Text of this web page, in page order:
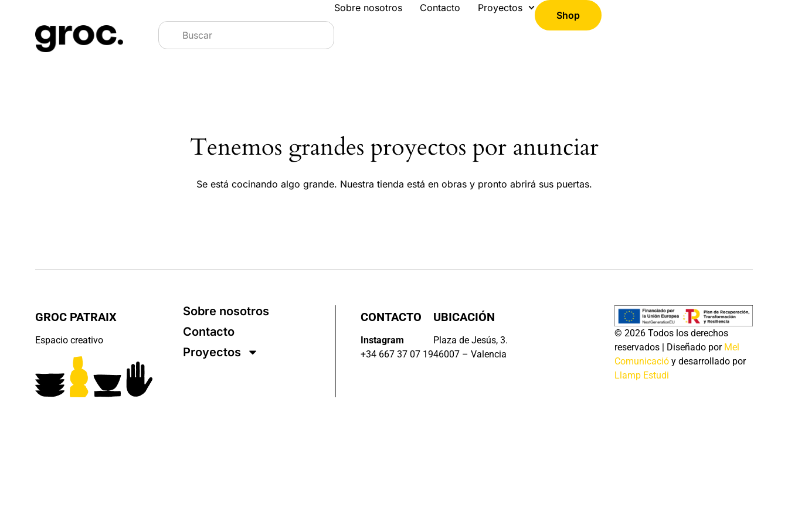
Sobre nosotros Contacto Proyectos
Shop
Tenemos grandes proyectos por anunciar
Se está cocinando algo grande. Nuestra tienda está en obras y pronto abrirá sus puertas.
GROC PATRAIX
Espacio creativo
Sobre nosotros
Contacto
Proyectos
CONTACTO
Instagram
+34 667 37 07 19
UBICACIÓN
Plaza de Jesús, 3.
46007 – Valencia
© 2026 Todos los derechos
reservados | Diseñado por Mel
Comunicació y desarrollado por
Llamp Estudi